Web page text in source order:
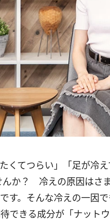
くてつらい」「足が冷え
んか？ 冷えの原因はさ
す。そんな冷えの一因
できる成分が「ナット